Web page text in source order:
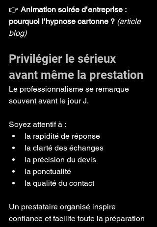
👉 Animation soirée d’entreprise :
pourquoi l’hypnose cartonne ? (article
blog)
Privilégier le sérieux
avant même la prestation
Le professionnalisme se remarque
souvent avant le jour J.
Soyez attentif à :
la rapidité de réponse
la clarté des échanges
la précision du devis
la ponctualité
la qualité du contact
Un prestataire organisé inspire
confiance et facilite toute la préparation